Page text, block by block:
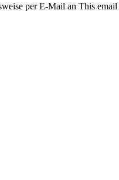
per E-Mail an This email